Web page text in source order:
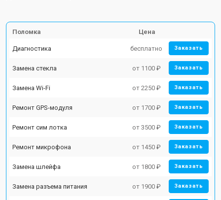
Поломка Цена
Диагностика бесплатно Заказать
Замена стекла от 1100 ₽ Заказать
Замена Wi-Fi от 2250 ₽ Заказать
Ремонт GPS-модуля от 1700 ₽ Заказать
Ремонт сим лотка от 3500 ₽ Заказать
Ремонт микрофона от 1450 ₽ Заказать
Замена шлейфа от 1800 ₽ Заказать
Замена разъема питания от 1900 ₽ Заказать